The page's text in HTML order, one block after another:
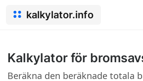
kalkylator.info
Kalkylator för
Beräkna den beräknade totala